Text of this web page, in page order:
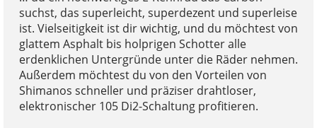
suchst, das superleicht, superdezent und superleise
ist. Vielseitigkeit ist dir wichtig, und du möchtest von
glattem Asphalt bis holprigen Schotter alle
erdenklichen Untergründe unter die Räder nehmen.
Außerdem möchtest du von den Vorteilen von
Shimanos schneller und präziser drahtloser,
elektronischer 105 Di2-Schaltung profitieren.